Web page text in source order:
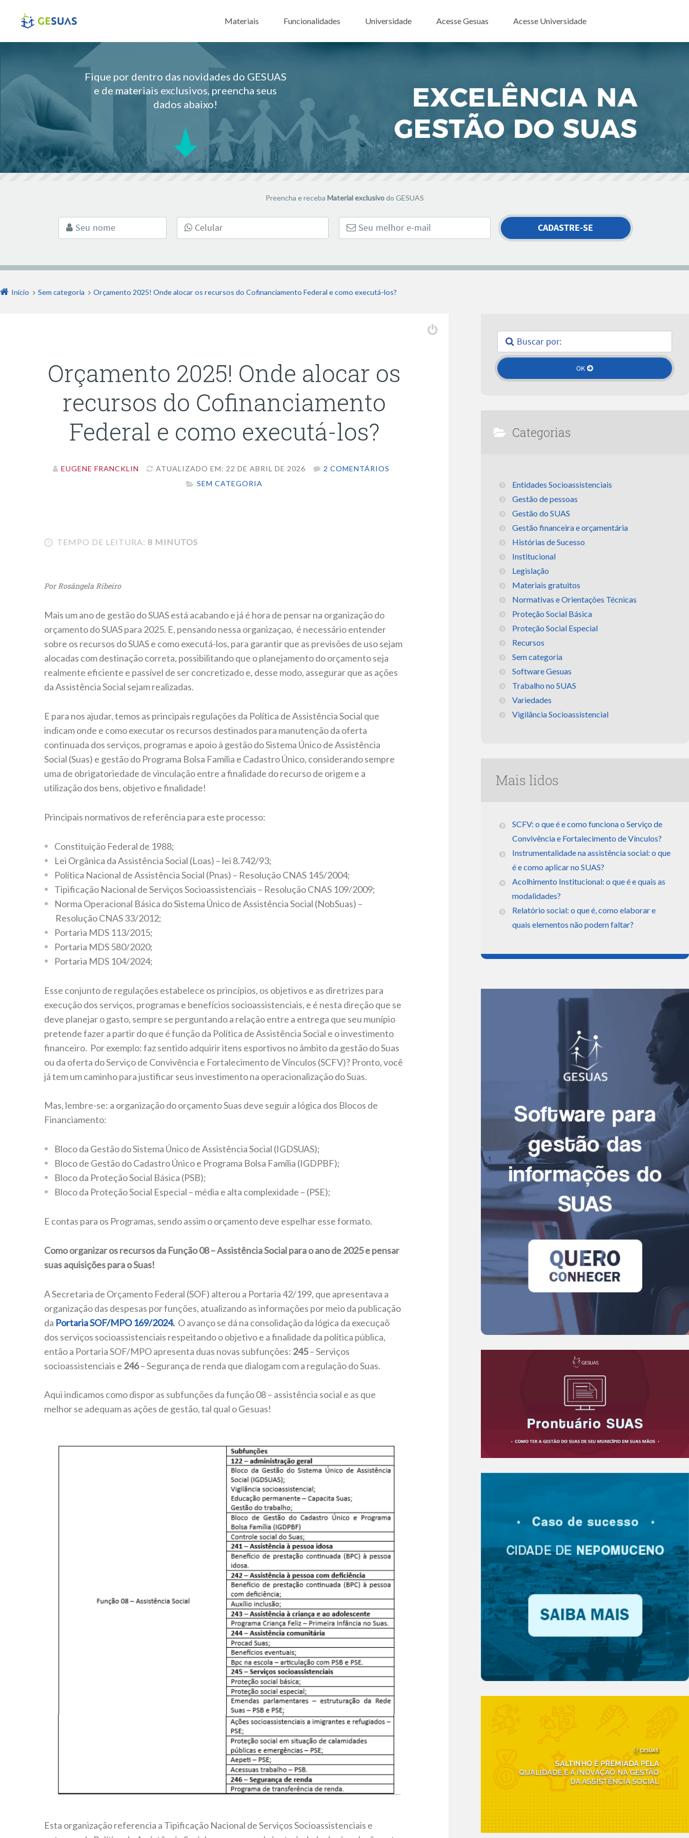
Materiais Funcionalidades Universidade Acesse Gesuas Acesse Universidade
Fique por dentro das novidades do GESUAS
e de materiais exclusivos, preencha seus
dados abaixo!
Preencha e receba Material exclusivodo GESUAS
Início Sem categoria Orçamento 2025! Onde alocar os recursos do Cofinanciamento Federal e como executá-los?
Orçamento 2025! Onde alocar os
recursos do Cofinanciamento
Federal e como executá-los?
EUGENE FRANCKLIN ATUALIZADO EM: 22 DE ABRIL DE 2026
2 COMENTÁRIOS
SEM CATEGORIA
TEMPO DE LEITURA: 8 MINUTOS
Por Rosângela Ribeiro
Mais um ano de gestão do SUAS está acabando e já é hora de pensar na organização do
orçamento do SUAS para 2025. E, pensando nessa organizaçao, é necessário entender
sobre os recursos do SUAS e como executá-los, para garantir que as previsões de uso sejam
alocadas com destinação correta, possibilitando que o planejamento do orçamento seja
realmente eficiente e passível de ser concretizado e, desse modo, assegurar que as ações
da Assistência Social sejam realizadas.
E para nos ajudar, temos as principais regulações da Política de Assistência Social que
indicam onde e como executar os recursos destinados para manutenção da oferta
continuada dos serviços, programas e apoio à gestão do Sistema Único de Assistência
Social (Suas) e gestão do Programa Bolsa Família e Cadastro Único, considerando sempre
uma de obrigatoriedade de vinculação entre a finalidade do recurso de origem e a
utilização dos bens, objetivo e finalidade!
Principais normativos de referência para este processo:
Constituição Federal de 1988;
Lei Orgânica da Assistência Social (Loas) – lei 8.742/93;
Política Nacional de Assistência Social (Pnas) – Resolução CNAS 145/2004;
Tipificação Nacional de Serviços Socioassistenciais – Resolução CNAS 109/2009;
Norma Operacional Básica do Sistema Único de Assistência Social (NobSuas) –
Resolução CNAS 33/2012;
Portaria MDS 113/2015;
Portaria MDS 580/2020;
Portaria MDS 104/2024;
Esse conjunto de regulações estabelece os princípios, os objetivos e as diretrizes para
execução dos serviços, programas e benefícios socioassistenciais, e é nesta direção que se
deve planejar o gasto, sempre se perguntando a relação entre a entrega que seu munípio
pretende fazer a partir do que é função da Política de Assistência Social e o investimento
financeiro. Por exemplo: faz sentido adquirir itens esportivos no âmbito da gestão do Suas
ou da oferta do Serviço de Convivência e Fortalecimento de Vínculos (SCFV)? Pronto, você
já tem um caminho para justificar seus investimento na operacionalização do Suas.
Mas, lembre-se: a organização do orçamento Suas deve seguir a lógica dos Blocos de
Financiamento:
Bloco da Gestão do Sistema Único de Assistência Social (IGDSUAS);
Bloco de Gestão do Cadastro Único e Programa Bolsa Família (IGDPBF);
Bloco da Proteção Social Básica (PSB);
Bloco da Proteção Social Especial – média e alta complexidade – (PSE);
E contas para os Programas, sendo assim o orçamento deve espelhar esse formato.
Como organizar os recursos da Função 08 – Assistência Social para o ano de 2025 e pensar
suas aquisições para o Suas!
A Secretaria de Orçamento Federal (SOF) alterou a Portaria 42/199, que apresentava a
organização das despesas por funções, atualizando as informações por meio da publicação
da Portaria SOF/MPO 169/2024. O avanço se dá na consolidação da lógica da execuçaõ
dos serviços socioassistenciais respeitando o objetivo e a finalidade da política pública,
então a Portaria SOF/MPO apresenta duas novas subfunções: 245– Serviços
socioassistenciais e 246– Segurança de renda que dialogam com a regulação do Suas.
Aqui indicamos como dispor as subfunções da função 08 – assistência social e as que
melhor se adequam as ações de gestão, tal qual o Gesuas!
Esta organização referencia a Tipificação Nacional de Serviços Socioassistenciais e
Categorias
Entidades Socioassistenciais
Gestão de pessoas
Gestão do SUAS
Gestão financeira e orçamentária
Histórias de Sucesso
Institucional
Legislação
Materiais gratuitos
Normativas e Orientações Técnicas
Proteção Social Básica
Proteção Social Especial
Recursos
Sem categoria
Software Gesuas
Trabalho no SUAS
Variedades
Vigilância Socioassistencial
Mais lidos
SCFV: o que é e como funciona o Serviço de
Convivência e Fortalecimento de Vínculos?
Instrumentalidade na assistência social: o que
é e como aplicar no SUAS?
Acolhimento Institucional: o que é e quais as
modalidades?
Relatório social: o que é, como elaborar e
quais elementos não podem faltar?